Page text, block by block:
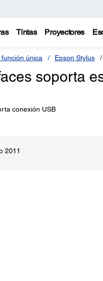
Tintas Proyectores
única Epson Stylus
soporta
conexión USB
2011